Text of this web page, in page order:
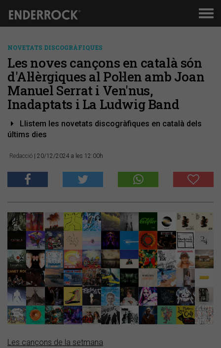
NOVETATS DISCOGRÀFIQUES
Les noves cançons en català són
d'Al·lèrgiques al Pol·len amb Joan
Manuel Serrat i Ven'nus,
Inadaptats i La Ludwig Band
Llistem les novetats discogràfiques en català dels
últims dies
Redacció | 20/12/2024 a les 12:00h
Les cançons de la setmana